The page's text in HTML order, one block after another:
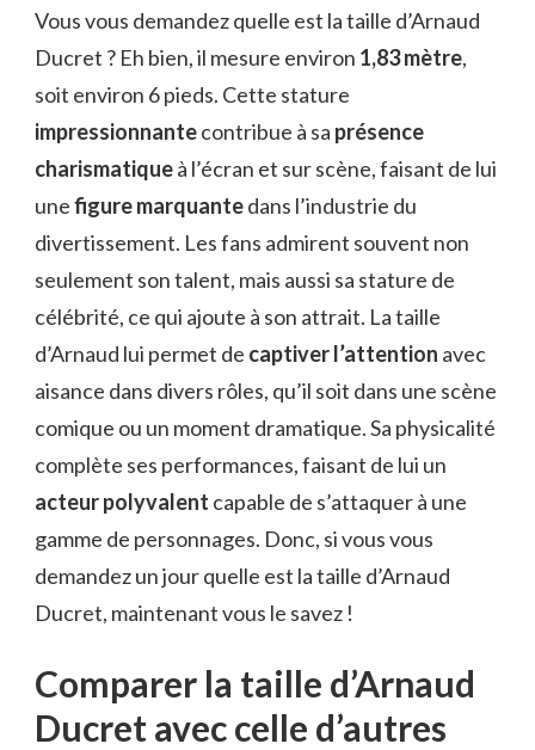
Vous vous demandez quelle est la taille d’Arnaud
Ducret ? Eh bien, il mesure environ 1,83 mètre,
soit environ 6 pieds. Cette stature
impressionnantecontribue à sa présence
charismatiqueà l’écran et sur scène, faisant de lui
unefigure marquantedans l’industrie du
divertissement. Les fans admirent souvent non
seulement son talent, mais aussi sa stature de
célébrité, ce qui ajoute à son attrait. La taille
d’Arnaud lui permet de captiver l’attention avec
aisance dans divers rôles, qu’il soit dans une scène
comique ou un moment dramatique. Sa physicalité
complète ses performances, faisant de lui un
acteur polyvalent capable de s’attaquer à une
gamme de personnages. Donc, si vous vous
demandez un jour quelle est la taille d’Arnaud
Ducret, maintenant vous le savez !
Comparer la taille d’Arnaud
Ducret avec celle d’autres